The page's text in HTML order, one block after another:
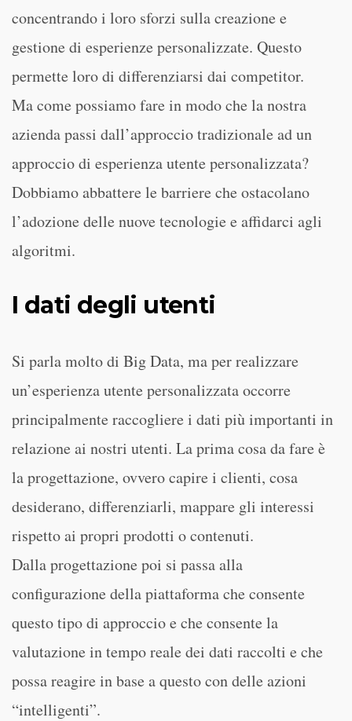
concentrando i loro sforzi sulla creazione e
gestione di esperienze personalizzate. Questo
permette loro di differenziarsi dai competitor.
Ma come possiamo fare in modo che la nostra
azienda passi dall’approccio tradizionale ad un
approccio di esperienza utente personalizzata?
Dobbiamo abbattere le barriere che ostacolano
l’adozione delle nuove tecnologie e affidarci agli
algoritmi.
I dati degli utenti
Si parla molto di Big Data, ma per realizzare
un’esperienza utente personalizzata occorre
principalmente raccogliere i dati più importanti in
relazione ai nostri utenti. La prima cosa da fare è
la progettazione, ovvero capire i clienti, cosa
desiderano, differenziarli, mappare gli interessi
rispetto ai propri prodotti o contenuti.
Dalla progettazione poi si passa alla
configurazione della piattaforma che consente
questo tipo di approccio e che consente la
valutazione in tempo reale dei dati raccolti e che
possa reagire in base a questo con delle azioni
“intelligenti”.